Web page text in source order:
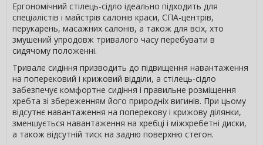
Ергономічний стілець-сідло ідеально підходить для
спеціалістів і майстрів салонів краси, СПА-центрів,
перукарень, масажних салонів, а також для всіх, хто
змушений упродовж тривалого часу перебувати в
сидячому положенні.
Тривале сидіння призводить до підвищення навантаження
на поперековий і крижовий відділи, а стілець-сідло
забезпечує комфортне сидіння і правильне розміщення
хребта зі збереженням його природніх вигинів. При цьому
відсутнє навантаження на поперекову і крижову ділянки,
зменшується навантаження на хребці і міжхребетні диски,
а також відсутній тиск на задню поверхню стегон.